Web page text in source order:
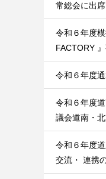
常総会に出席
令和６年度
FACTORY
令和６年度
令和６年度
議会道南・
令和６年度
交流・ 連携